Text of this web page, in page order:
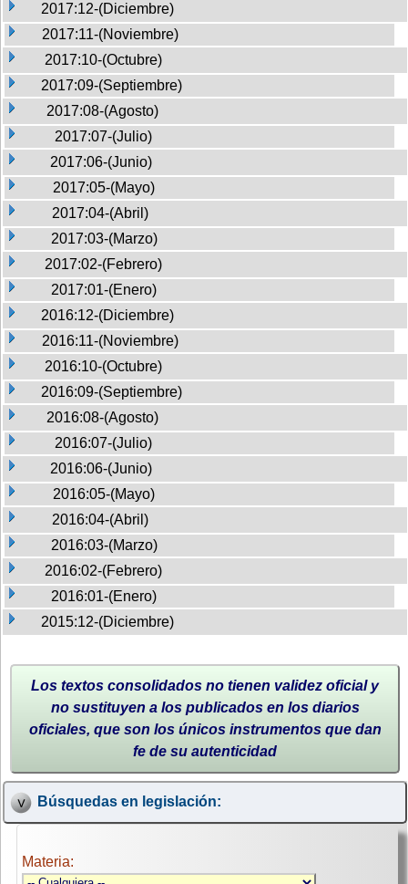
2017:12-(Diciembre)
2017:11-(Noviembre)
2017:10-(Octubre)
2017:09-(Septiembre)
2017:08-(Agosto)
2017:07-(Julio)
2017:06-(Junio)
2017:05-(Mayo)
2017:04-(Abril)
2017:03-(Marzo)
2017:02-(Febrero)
2017:01-(Enero)
2016:12-(Diciembre)
2016:11-(Noviembre)
2016:10-(Octubre)
2016:09-(Septiembre)
2016:08-(Agosto)
2016:07-(Julio)
2016:06-(Junio)
2016:05-(Mayo)
2016:04-(Abril)
2016:03-(Marzo)
2016:02-(Febrero)
2016:01-(Enero)
2015:12-(Diciembre)
Los textos consolidados no tienen validez oficial y
no sustituyen a los publicados en los diarios
oficiales, que son los únicos instrumentos que dan
fe de su autenticidad
Búsquedas en legislación:
Materia: